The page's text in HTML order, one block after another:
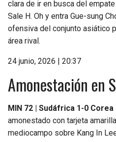
clara de ir en busca del
Sale H. Oh y entra Gue-sung
ofensiva del conjunto asiático
área rival.
24 junio, 2026 | 20:37
Amonestación en
MIN 72 | Sudáfrica 1-0 Corea
amonestado con tarjeta
mediocampo sobre Kang In